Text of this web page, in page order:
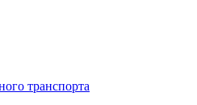
транспорта